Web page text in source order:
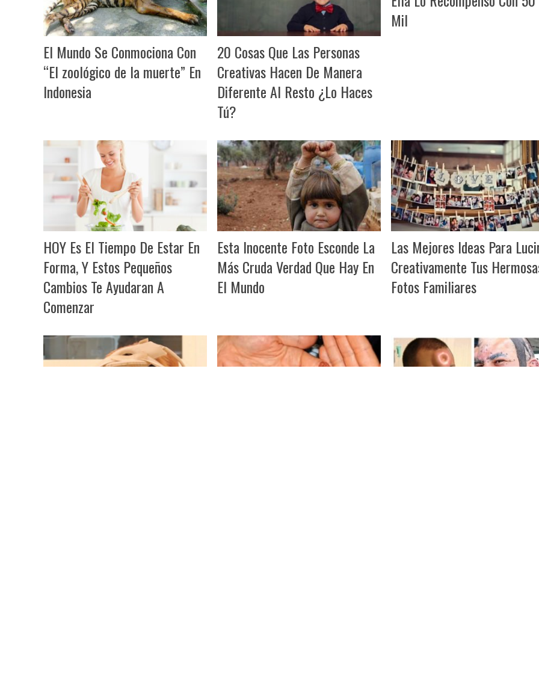
El Mundo Se Conmociona Con
“El zoológico de la muerte” En
Indonesia
20 Cosas Que Las Personas
Creativas Hacen De Manera
Diferente Al Resto ¿Lo Haces
Tú?
Mil
HOY Es El Tiempo De Estar En
Forma, Y Estos Pequeños
Cambios Te Ayudaran A
Comenzar
Esta Inocente Foto Esconde La
Más Cruda Verdad Que Hay En
El Mundo
Las Mejores Ideas Para
Creativamente Tus
Fotos Familiares